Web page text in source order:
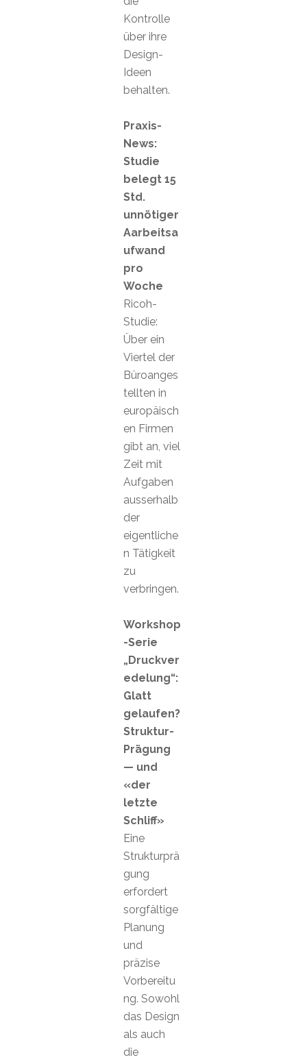
Kontrolle
über ihre
Design-
Ideen
behalten.
Praxis-
News:
Studie
belegt 15
Std.
unnötiger
Aarbeitsa
ufwand
pro
Woche
Ricoh-
Studie:
Über ein
Viertel der
Büroanges
tellten in
europäisch
en Firmen
gibt an, viel
Zeit mit
Aufgaben
ausserhalb
der
eigentliche
n Tätigkeit
zu
verbringen.
Workshop
-Serie
„Druckver
edelung“:
Glatt
gelaufen?
Struktur-
Prägung
— und
«der
letzte
Schliff»
Eine
Strukturprä
gung
erfordert
sorgfältige
Planung
und
präzise
Vorbereitu
ng. Sowohl
das Design
als auch
die